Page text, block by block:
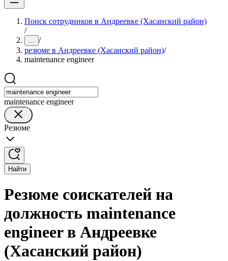
Поиск сотрудников в Андреевке (Хасанский район)
/
... /
резюме в Андреевке (Хасанский район)/
maintenance engineer
maintenance engineer
Резюме
Найти
Резюме соискателей на
должность maintenance
engineer в Андреевке
(Хасанский район)